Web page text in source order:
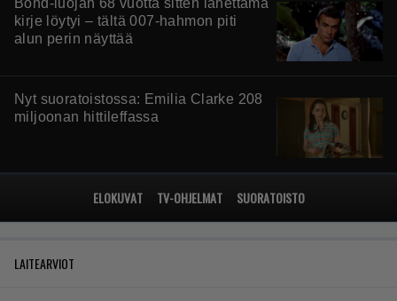
Bond-luojan 68 vuotta sitten lähettämä
kirje löytyi – tältä 007-hahmon piti
alun perin näyttää
Nyt suoratoistossa: Emilia Clarke 208
miljoonan hittileffassa
ELOKUVAT TV-OHJELMAT SUORATOISTO
LAITEARVIOT